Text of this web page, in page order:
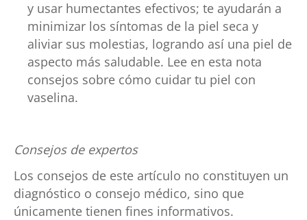
y usar humectantes efectivos; te ayudarán a
minimizar los síntomas de la piel seca y
aliviar sus molestias, logrando así una piel de
aspecto más saludable. Lee en esta nota
consejos sobre cómo cuidar tu piel con
vaselina.
Consejos de expertos
Los consejos de este artículo no constituyen un
diagnóstico o consejo médico, sino que
únicamente tienen fines informativos.